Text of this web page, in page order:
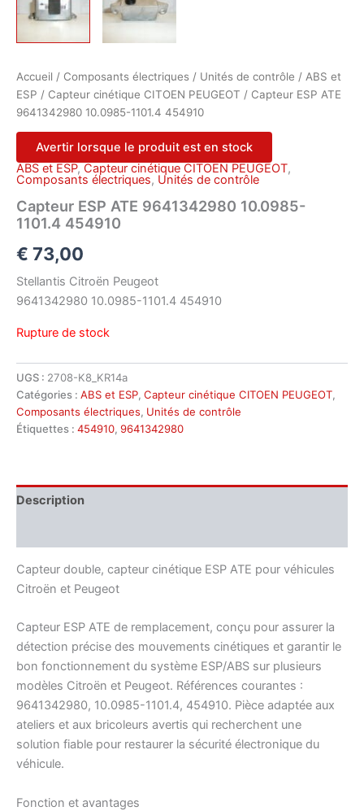
Accueil / Composants électriques / Unités de contrôle / ABS et
ESP / Capteur cinétique CITOEN PEUGEOT / Capteur ESP ATE
9641342980 10.0985-1101.4 454910
Avertir lorsque le produit est en stock
ABS et ESP, Capteur cinétique CITOEN PEUGEOT,
Composants électriques, Unités de contrôle
Capteur ESP ATE 9641342980 10.0985-
1101.4 454910
€ 73,00
Stellantis Citroën Peugeot
9641342980 10.0985-1101.4 454910
Rupture de stock
UGS : 2708-K8_KR14a
Catégories : ABS et ESP, Capteur cinétique CITOEN PEUGEOT,
Composants électriques, Unités de contrôle
Étiquettes : 454910, 9641342980
Description
Capteur double, capteur cinétique ESP ATE pour véhicules
Citroën et Peugeot
Capteur ESP ATE de remplacement, conçu pour assurer la
détection précise des mouvements cinétiques et garantir le
bon fonctionnement du système ESP/ABS sur plusieurs
modèles Citroën et Peugeot. Références courantes :
9641342980, 10.0985-1101.4, 454910. Pièce adaptée aux
ateliers et aux bricoleurs avertis qui recherchent une
solution fiable pour restaurer la sécurité électronique du
véhicule.
Fonction et avantages